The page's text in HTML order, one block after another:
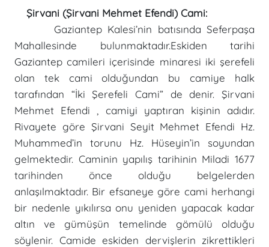
Şirvani (Şirvani Mehmet Efendi) Cami:
Gaziantep Kalesi’nin batısında Seferpaşa
Mahallesinde bulunmaktadır.Eskiden tarihi
Gaziantep camileri içerisinde minaresi iki şerefeli
olan tek cami olduğundan bu camiye halk
tarafından “İki Şerefeli Cami” de denir. Şirvani
Mehmet Efendi , camiyi yaptıran kişinin adıdır.
Rivayete göre Şirvani Seyit Mehmet Efendi Hz.
Muhammed’in torunu Hz. Hüseyin’in soyundan
gelmektedir. Caminin yapılış tarihinin Miladi 1677
tarihinden önce olduğu belgelerden
anlaşılmaktadır. Bir efsaneye göre cami herhangi
bir nedenle yıkılırsa onu yeniden yapacak kadar
altın ve gümüşün temelinde gömülü olduğu
söylenir. Camide eskiden dervişlerin zikrettikleri